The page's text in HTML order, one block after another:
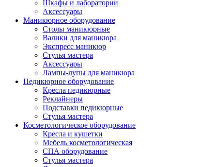
Шкафы и лаборатории
Аксессуары
Маникюрное оборудование
Столы маникюрные
Валики для маникюра
Экспресс маникюр
Стулья мастера
Аксессуары
Лампы-лупы для маникюра
Педикюрное оборудование
Кресла педикюрные
Реклайнеры
Подставки педикюрные
Стулья мастера
Косметологическое оборудование
Кресла и кушетки
Мебель косметологическая
СПА оборудование
Стулья мастера